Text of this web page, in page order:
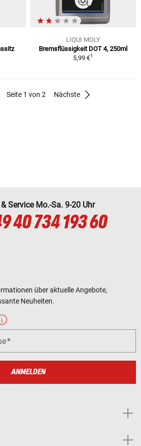
LIQUI MOLY
Bremsflüssigkeit DOT 4, 250ml
5,99 €1
Seite 1 von 2 Nächste
Service Mo.-Sa. 9-20 Uhr
40 734 193 60
über aktuelle Angebote,
Neuheiten.
ANMELDEN